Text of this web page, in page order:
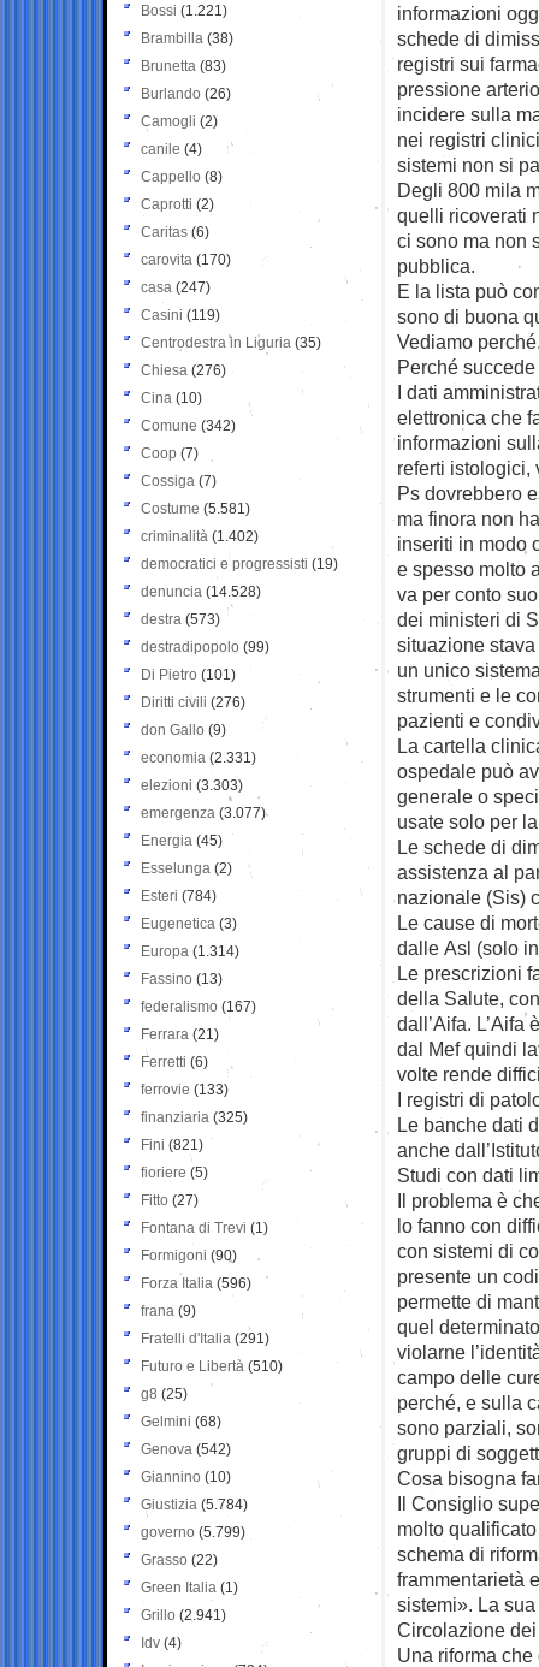
informazioni
schede di
registri sui
pressione
incidere sulla
nei registri
sistemi non si
Degli 800 mila
quelli ricoverati
ci sono ma non
pubblica.
E la lista può
sono di buona
Vediamo
Perché succede
I dati
elettronica che
informazioni
referti istologici,
Ps dovrebbero
ma finora non
inseriti in modo
e spesso molto
va per conto
dei ministeri di
situazione
un unico
strumenti e le
pazienti e
La cartella
ospedale può
generale o
usate solo per
Le schede di
assistenza al
nazionale (Sis)
Le cause di
dalle Asl (solo
Le prescrizioni
della Salute,
dall’Aifa.
dal Mef quindi
volte rende
I registri di
Le banche dati
anche
Studi con dati
Il problema è
lo fanno con
con sistemi di
presente un
permette di
quel
violarne
campo delle
perché, e sulla
sono parziali,
gruppi di
Cosa bisogna
Il Consiglio
molto
schema di
frammentarietà
sistemi». La
Circolazione
Una riforma
Bossi (1.221)
Brambilla (38)
Brunetta (83)
Burlando (26)
Camogli (2)
canile (4)
Cappello (8)
Caprotti (2)
Caritas (6)
carovita (170)
casa (247)
Casini (119)
Centrodestra in Liguria (35)
Chiesa (276)
Cina (10)
Comune (342)
Coop (7)
Cossiga (7)
Costume (5.581)
criminalità (1.402)
democratici e progressisti (19)
denuncia (14.528)
destra (573)
destradipopolo (99)
Di Pietro (101)
Diritti civili (276)
don Gallo (9)
economia (2.331)
elezioni (3.303)
emergenza (3.077)
Energia (45)
Esselunga (2)
Esteri (784)
Eugenetica (3)
Europa (1.314)
Fassino (13)
federalismo (167)
Ferrara (21)
Ferretti (6)
ferrovie (133)
finanziaria (325)
Fini (821)
fioriere (5)
Fitto (27)
Fontana di Trevi (1)
Formigoni (90)
Forza Italia (596)
frana (9)
Fratelli d'Italia (291)
Futuro e Libertà (510)
g8 (25)
Gelmini (68)
Genova (542)
Giannino (10)
Giustizia (5.784)
governo (5.799)
Grasso (22)
Green Italia (1)
Grillo (2.941)
Idv (4)